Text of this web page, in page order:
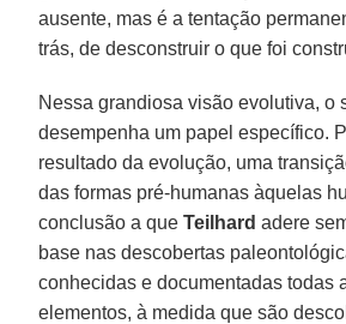
ausente, mas é a tentação
trás, de desconstruir o que foi
Nessa grandiosa visão evolutiva, o
desempenha um papel específico.
resultado da evolução, uma
das formas pré-humanas àquelas
conclusão a queTeilhard adere
base nas descobertas
conhecidas e documentadas todas
elementos, à medida que são